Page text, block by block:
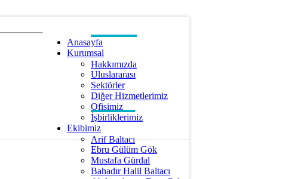
Anasayfa
Kurumsal
Hakkımızda
Uluslararası
Sektörler
Diğer Hizmetlerimiz
Ofisimiz
İşbirliklerimiz
Ekibimiz
Arif Baltacı
Ebru Gülüm Gök
Mustafa Gürdal
Bahadır Halil Baltacı